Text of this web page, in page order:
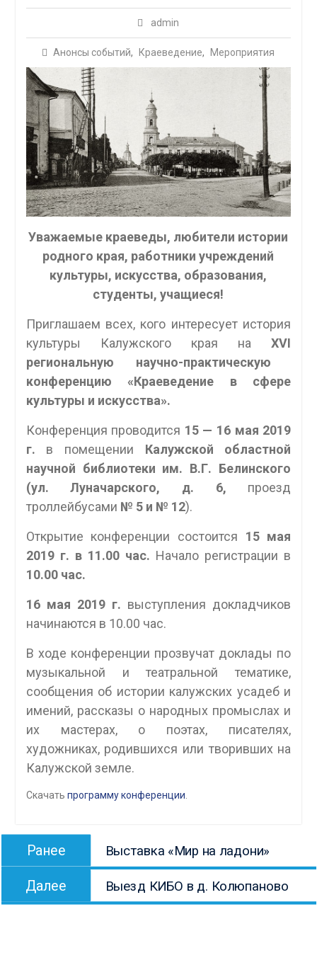
admin
Анонсы событий, Краеведение, Мероприятия
Уважаемые краеведы, любители истории
родного края, работники учреждений
культуры, искусства, образования,
студенты, учащиеся!
Приглашаем всех, кого интересует история
культуры Калужского края наХVI
региональную научно-практическую
конференцию «Краеведение в сфере
культуры и искусства».
Конференция проводится 15 — 16 мая 2019
г. в помещении Калужской областной
научной библиотеки им. В.Г. Белинского
(ул. Луначарского, д. 6, проезд
троллейбусами № 5 и № 12).
Открытие конференции состоится 15 мая
2019 г. в 11.00 час. Начало регистрации в
10.00 час.
16 мая 2019 г. выступления докладчиков
начинаются в 10.00 час.
В ходе конференции прозвучат доклады по
музыкальной и театральной тематике,
сообщения об истории калужских усадеб и
имений, рассказы о народных промыслах и
их мастерах, о поэтах, писателях,
художниках, родившихся или творивших на
Калужской земле.
Скачать программу конференции
Навигация
записям
Ранее
запись:
Выставка «Мир на ладони»
Далее
запись:
Выезд КИБО в д. Колюпаново